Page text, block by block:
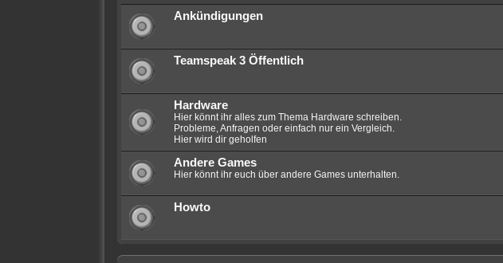
Ankündigungen
Teamspeak 3 Öffentlich
Hardware
Hier könnt ihr alles zum Thema Hardware schreiben.
Probleme, Anfragen oder einfach nur ein Vergleich.
Hier wird dir geholfen
Andere Games
Hier könnt ihr euch über andere Games unterhalten.
Howto